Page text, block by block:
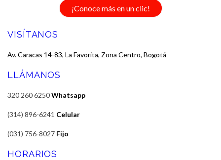
¡Conoce más en un clic!
VISÍTANOS
Av. Caracas 14-83, La Favorita, Zona Centro, Bogotá
LLÁMANOS
320 260 6250Whatsapp
(314) 896-6241 Celular
(031) 756-8027 Fijo
HORARIOS